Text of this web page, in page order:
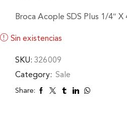
Broca Acople SDS Plus 1/4″ X
Sin existencias
SKU: 326009
Category: Sale
Share: